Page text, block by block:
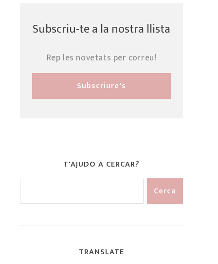
Subscriu-te a la nostra llista
Rep les novetats per correu!
T'AJUDO A CERCAR?
TRANSLATE